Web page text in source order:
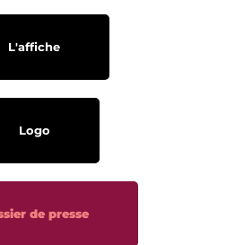
L'affiche
Logo
de presse